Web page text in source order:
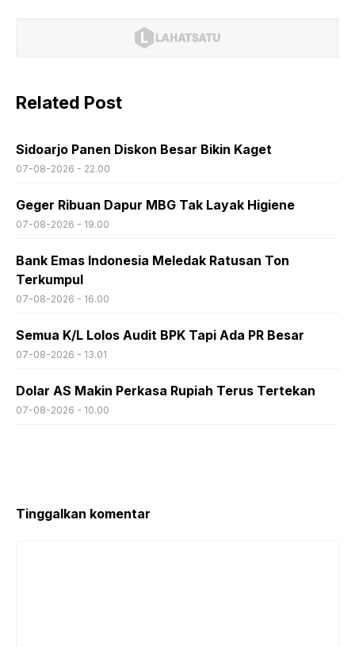
Related Post
Sidoarjo Panen Diskon Besar Bikin Kaget
07-08-2026 - 22.00
Geger Ribuan Dapur MBG Tak Layak Higiene
07-08-2026 - 19.00
Bank Emas Indonesia Meledak Ratusan Ton
Terkumpul
07-08-2026 - 16.00
Semua K/L Lolos Audit BPK Tapi Ada PR Besar
07-08-2026 - 13.01
Dolar AS Makin Perkasa Rupiah Terus Tertekan
07-08-2026 - 10.00
Tinggalkan komentar